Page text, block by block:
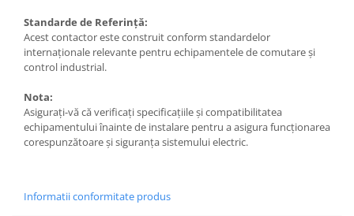
MATERIALE ELECTRICE DIVERSE
Diverse
Scule
Senzori
Ventilatoare
Standarde de Referință:
Acest contactor este construit conform standardelor
internaționale relevante pentru echipamentele de comutare și
control industrial.
Nota:
Asigurați-vă că verificați specificațiile și compatibilitatea
echipamentului înainte de instalare pentru a asigura funcționarea
corespunzătoare și siguranța sistemului electric.
Informatii conformitate produs